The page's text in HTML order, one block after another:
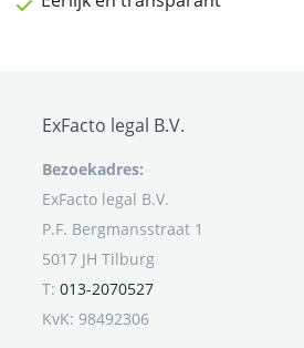
ExFacto legal B.V.
Bezoekadres:
ExFacto legal B.V.
P.F. Bergmansstraat 1
5017 JH Tilburg
T: 013-2070527
KvK: 98492306